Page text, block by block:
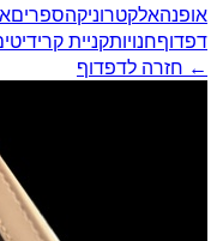
אופנהאלקטרוניקהספרים
דפדוףחנויותקניית
← חזרה לדפדוף